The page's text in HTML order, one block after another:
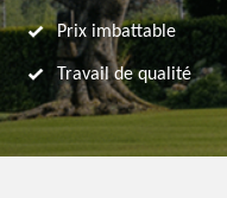
Prix imbattable
Travail de qualité